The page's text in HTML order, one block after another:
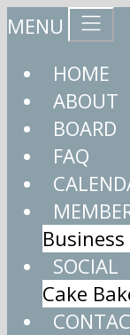
MENU
HOME
ABOUT
BOARD
FAQ
SOCIAL
Cake